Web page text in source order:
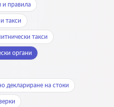
и правила
такси
такси
органи
деклариране на стоки